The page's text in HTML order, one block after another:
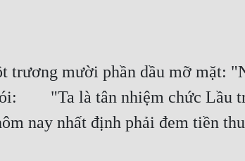
trương mười phần dầu mỡ
"Ta là tân nhiệm chức Lầu
nay nhất định phải đem tiền